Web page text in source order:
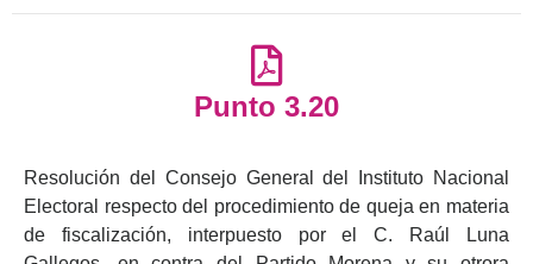
Punto 3.20
Resolución del Consejo General del Instituto Nacional
Electoral respecto del procedimiento de queja en materia
de fiscalización, interpuesto por el C. Raúl Luna